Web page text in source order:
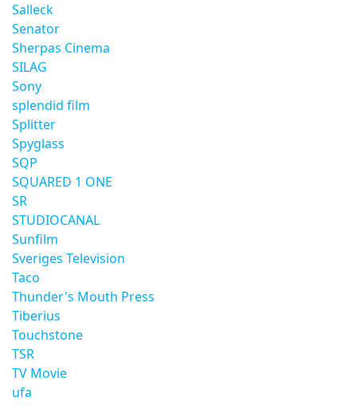
Salleck
Senator
Sherpas Cinema
SILAG
Sony
splendid film
Splitter
Spyglass
SQP
SQUARED 1 ONE
SR
STUDIOCANAL
Sunfilm
Sveriges Television
Taco
Thunder's Mouth Press
Tiberius
Touchstone
TSR
TV Movie
ufa